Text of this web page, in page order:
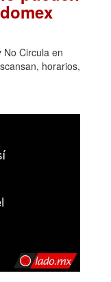
No Circula en
horarios,